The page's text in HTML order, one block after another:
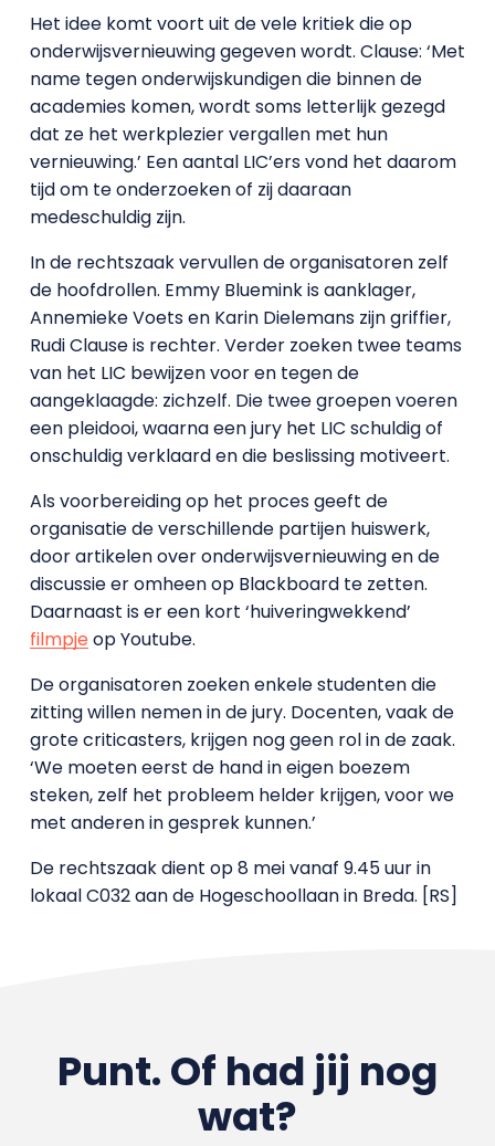
Het idee komt voort uit de vele kritiek die op
onderwijsvernieuwing gegeven wordt. Clause: ‘Met
name tegen onderwijskundigen die binnen de
academies komen, wordt soms letterlijk gezegd
dat ze het werkplezier vergallen met hun
vernieuwing.’ Een aantal LIC’ers vond het daarom
tijd om te onderzoeken of zij daaraan
medeschuldig zijn.
In de rechtszaak vervullen de organisatoren zelf
de hoofdrollen. Emmy Bluemink is aanklager,
Annemieke Voets en Karin Dielemans zijn griffier,
Rudi Clause is rechter. Verder zoeken twee teams
van het LIC bewijzen voor en tegen de
aangeklaagde: zichzelf. Die twee groepen voeren
een pleidooi, waarna een jury het LIC schuldig of
onschuldig verklaard en die beslissing motiveert.
Als voorbereiding op het proces geeft de
organisatie de verschillende partijen huiswerk,
door artikelen over onderwijsvernieuwing en de
discussie er omheen op Blackboard te zetten.
Daarnaast is er een kort ‘huiveringwekkend’
filmpjeop Youtube.
De organisatoren zoeken enkele studenten die
zitting willen nemen in de jury. Docenten, vaak de
grote criticasters, krijgen nog geen rol in de zaak.
‘We moeten eerst de hand in eigen boezem
steken, zelf het probleem helder krijgen, voor we
met anderen in gesprek kunnen.’
De rechtszaak dient op 8 mei vanaf 9.45 uur in
lokaal C032 aan de Hogeschoollaan in Breda. [RS]
Punt. Of had jij nog
wat?